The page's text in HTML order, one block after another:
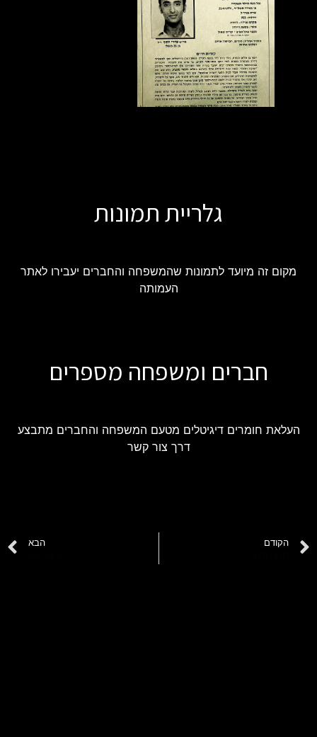
גלריית תמונות
מקום זה מיועד לתמונות שהמשפחה והחברים יעבירו לאתר
העמותה
חברים ומשפחה מספרים
העלאת חומרים דיגיטלים מטעם המשפחה והחברים מתבצע
דרך צור קשר
הקודם הבא